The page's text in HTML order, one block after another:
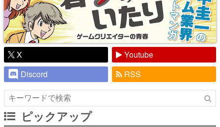
X
Youtube
Discord
RSS
ピックアップ